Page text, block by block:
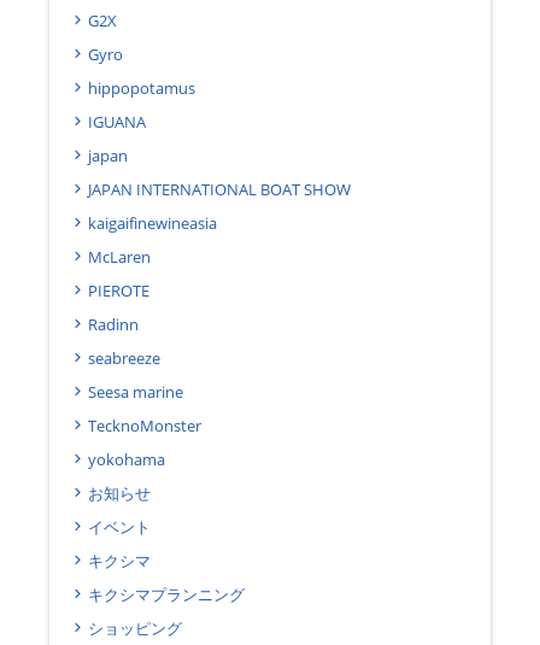
G2X
Gyro
hippopotamus
IGUANA
japan
JAPAN INTERNATIONAL BOAT SHOW
kaigaifinewineasia
McLaren
PIEROTE
Radinn
seabreeze
Seesa marine
TecknoMonster
yokohama
お知らせ
イベント
キクシマ
キクシマプランニング
ショッピング